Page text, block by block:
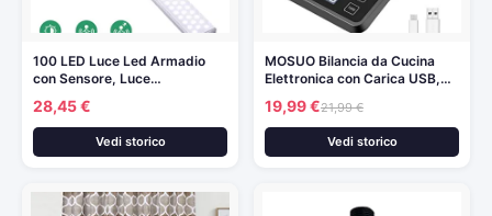
100 LED Luce Led Armadio
con Sensore, Luce…
28,45 €
Vedi storico
MOSUO Bilancia da Cucina
Elettronica con Carica USB,…
19,99 €21,99 €
Vedi storico